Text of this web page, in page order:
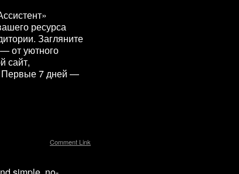
ресурса
Загляните
от уютного
сайт,
Первые 7 дней —
Comment Link